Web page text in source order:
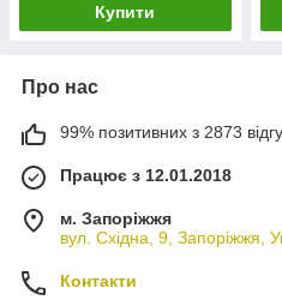
Купити
Про нас
99% позитивних з 2873
Працює з 12.01.2018
м. Запоріжжя
вул. Східна, 9, Запоріжжя,
Контакти